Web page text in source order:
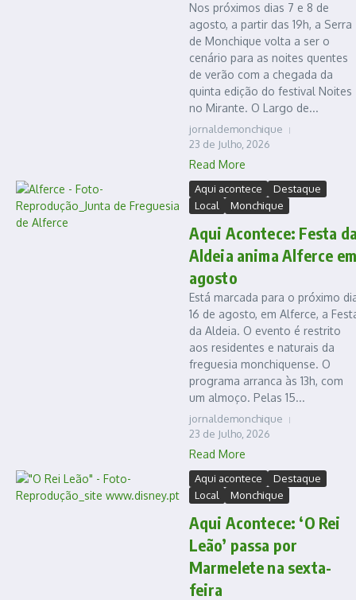
Nos próximos dias 7 e 8 de
agosto, a partir das 19h, a Serra
de Monchique volta a ser o
cenário para as noites quentes
de verão com a chegada da
quinta edição do festival Noites
no Mirante. O Largo de...
jornaldemonchique
23 de Julho, 2026
Read More
Aqui acontece
Destaque
Local
Monchique
Aqui Acontece: Festa
Aldeia anima Alferce
agosto
Está marcada para o próximo
16 de agosto, em Alferce, a
da Aldeia. O evento é restrito
aos residentes e naturais da
freguesia monchiquense. O
programa arranca às 13h, com
um almoço. Pelas 15...
jornaldemonchique
23 de Julho, 2026
Read More
Aqui acontece
Destaque
Local
Monchique
Aqui Acontece: ‘O Rei
Leão’ passa por
Marmelete na sexta-
feira